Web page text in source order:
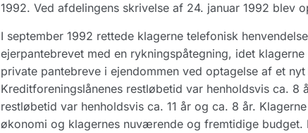
1992. Ved afdelingens skrivelse af 24. januar 1992 blev
I september 1992 rettede klagerne telefonisk
ejerpantebrevet med en rykningspåtegning, idet
private pantebreve i ejendommen ved optagelse af et
Kreditforeningslånenes restløbetid var henholdsvis ca. 8
restløbetid var henholdsvis ca. 11 år og ca. 8 år.
økonomi og klagernes nuværende og fremtidige budget.